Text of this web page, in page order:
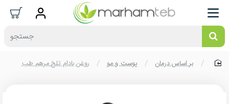
جستجو
home
بر اساس درمان پوست و مو روغن بادام تلخ مرهم طب